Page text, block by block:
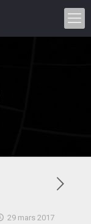
29 mars 2017